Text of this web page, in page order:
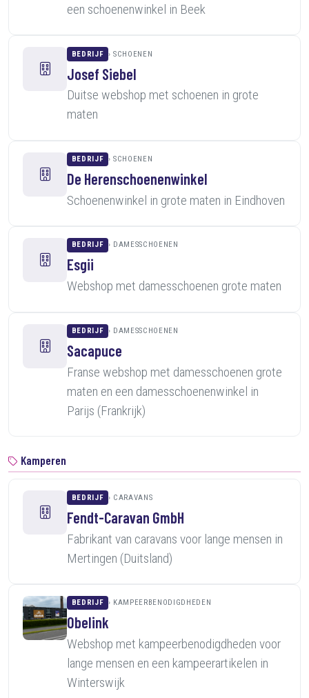
een schoenenwinkel in Beek
BEDRIJF SCHOENEN
Josef Siebel
Duitse webshop met schoenen in grote
maten
BEDRIJF SCHOENEN
De Herenschoenenwinkel
Schoenenwinkel in grote maten in Eindhoven
BEDRIJF DAMESSCHOENEN
Esgii
Webshop met damesschoenen grote maten
BEDRIJF DAMESSCHOENEN
Sacapuce
Franse webshop met damesschoenen grote
maten en een damesschoenenwinkel in
Parijs (Frankrijk)
Kamperen
BEDRIJF CARAVANS
Fendt-Caravan GmbH
Fabrikant van caravans voor lange mensen in
Mertingen (Duitsland)
BEDRIJF KAMPEERBENODIGDHEDEN
Obelink
Webshop met kampeerbenodigdheden voor
lange mensen en een kampeerartikelen in
Winterswijk